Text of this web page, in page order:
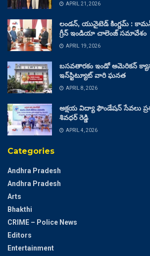
APRIL 21, 2026
లండన్, యునైటెడ్ కింగ్డమ్ :
గ్రీన్ ఇండియా చాలెంజ్ సమావేశం
APRIL 19, 2026
బసవతారకం ఇండో అమెరికన్
ఇన్‌స్టిట్యూట్ వారి ఘనత
APRIL 8, 2026
అక్షయ విద్యా ఫౌండేషన్ సేవలు
శివధర్ రెడ్డి
APRIL 4, 2026
Categories
Andhra Pradesh
Andhra Pradesh
Arts
Bhakthi
CRIME – Police News
Editors
Entertainment